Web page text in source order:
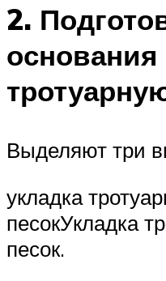
2.
Выделяют три
укладка
песокУкладка
песок.